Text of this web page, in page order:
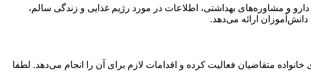
و مشاوره‌های بهداشتی، اطلاعات در مورد رژیم غذایی و زندگی سالم،
ارائه می‌دهد.
متقاضیان فعالیت کرده و اقدامات لازم برای آن را انجام می‌دهد. لطفا